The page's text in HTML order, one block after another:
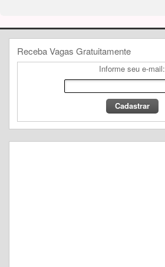
Receba Vagas Gratuitamente
Informe seu e-mail: